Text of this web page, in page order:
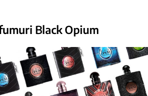
Black Opium